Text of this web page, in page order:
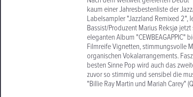
kaum einer Jahresbestenliste der
Labelsampler "Jazzland Remixed 2",
Bassist/Produzent Marius Reksjø
eleganten Album "CEWBEAGAPPIC"
Filmreife Vignetten, stimmungsvolle
organischen Vokalarrangements.
besten Sinne Pop wird auch das
zuvor so stimmig und sensibel die
"Billie Ray Martin und Mariah Carey"